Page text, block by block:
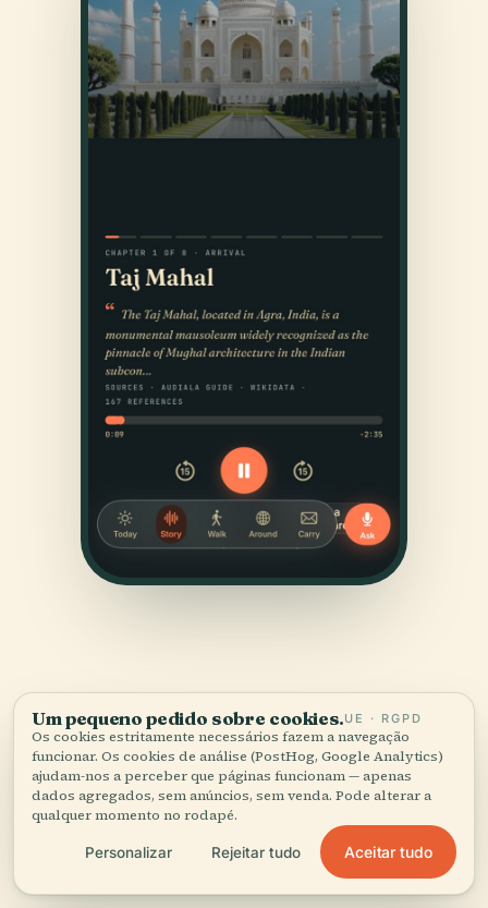
FONTES
Verificado,e mostrado.
Pesquisado e escrito pela equipa editorial da Audiala a
partir de registos históricos, arquivos de arquitetura e
Um pequeno pedido sobre cookies.UE · RGPD
Os cookies estritamente necessários fazem a navegação
funcionar. Os cookies de análise (PostHog, Google Analytics)
ajudam-nos a perceber que páginas funcionam — apenas
dados agregados, sem anúncios, sem venda. Pode alterar a
qualquer momento no rodapé.
Personalizar Rejeitar tudo Aceitar tudo